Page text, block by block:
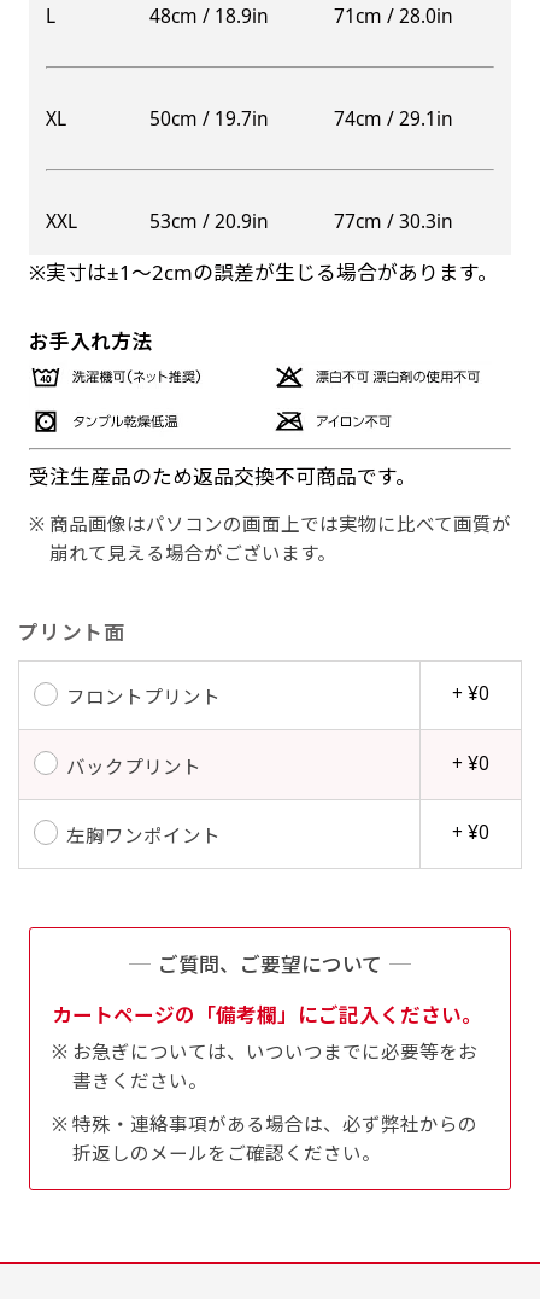
L 48cm / 18.9in 71cm / 28.0in
XL 50cm / 19.7in 74cm / 29.1in
XXL 53cm / 20.9in 77cm / 30.3in
※実寸は±1〜2cmの誤差が生じる場合があります。
お手入れ方法
受注生産品のため返品交換不可商品です。
商品画像はパソコンの画面上では実物に比べて画質が
崩れて見える場合がございます。
プリント面
フロントプリント + ¥0
バックプリント + ¥0
左胸ワンポイント + ¥0
ご質問、ご要望について
カートページの「備考欄」にご記入ください。
お急ぎについては、いついつまでに必要等をお
書きください。
特殊・連絡事項がある場合は、必ず弊社からの
折返しのメールをご確認ください。